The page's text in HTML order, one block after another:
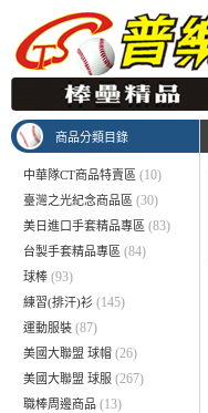
商品分類目錄
中華隊CT商品特賣區 (10)
臺灣之光紀念商品區 (30)
美日進口手套精品專區 (83)
台製手套精品專區 (84)
球棒 (93)
練習(排汗)衫 (145)
運動服裝 (87)
美國大聯盟 球帽 (26)
美國大聯盟 球服 (267)
職棒周邊商品 (13)